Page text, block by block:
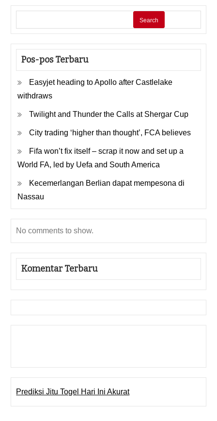
pagination
Search
Pos-pos Terbaru
Easyjet heading to Apollo after Castlelake
withdraws
Twilight and Thunder the Calls at Shergar Cup
City trading ‘higher than thought’, FCA believes
Fifa won’t fix itself – scrap it now and set up a
World FA, led by Uefa and South America
Kecemerlangan Berlian dapat mempesona di
Nassau
No comments to show.
Komentar Terbaru
Prediksi Jitu Togel Hari Ini Akurat